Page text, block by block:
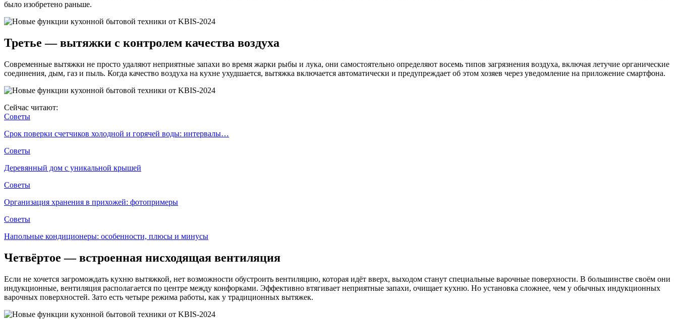
было изобретено раньше.
Третье — вытяжки с контролем качества воздуха
Современные вытяжки не просто удаляют неприятные запахи во время жарки рыбы и лука, они самостоятельно определяют восемь типов загрязнения воздуха, включая летучие органические
соединения, дым, газ и пыль. Когда качество воздуха на кухне ухудшается, вытяжка включается автоматически и предупреждает об этом хозяев через уведомление на приложение смартфона.
Сейчас читают:
Советы
Срок поверки счетчиков холодной и горячей воды: интервалы…
Советы
Деревянный дом с уникальной крышей
Советы
Организация хранения в прихожей: фотопримеры
Советы
Напольные кондиционеры: особенности, плюсы и минусы
Четвёртое — встроенная нисходящая вентиляция
Если не хочется загромождать кухню вытяжкой, нет возможности обустроить вентиляцию, которая идёт вверх, выходом станут специальные варочные поверхности. В большинстве своём они
индукционные, вентиляция располагается по центре между конфорками. Эффективно втягивает неприятные запахи, очищает кухню. Но установка сложнее, чем у обычных индукционных
варочных поверхностей. Зато есть четыре режима работы, как у традиционных вытяжек.